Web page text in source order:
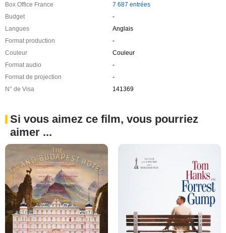
Box Office France
7 687 entrées
Budget
-
Langues
Anglais
Format production
-
Couleur
Couleur
Format audio
-
Format de projection
-
N° de Visa
141369
Si vous aimez ce film, vous pourriez
aimer ...